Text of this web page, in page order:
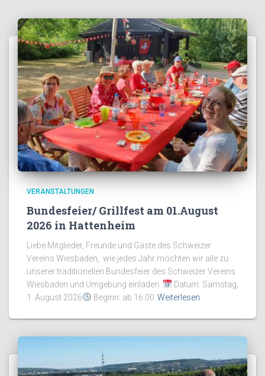
VERANSTALTUNGEN
Bundesfeier/ Grillfest am 01.August
2026 in Hattenheim
Liebe Mitglieder, Freunde und Gäste des Schweizer
Vereins Wiesbaden, wie jedes Jahr möchten wir alle zu
unserer traditionellen Bundesfeier des Schweizer Vereins
Wiesbaden und Umgebung einladen.
Datum: Samstag,
1. August 2026
Beginn: ab 16:00 Weiterlesen